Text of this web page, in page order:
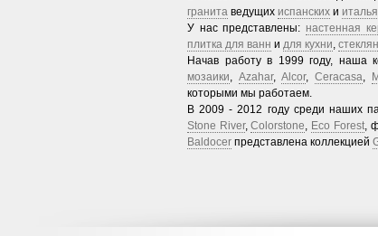
гранита ведущих испанских и
У нас представлены: настенная
плитка для ванн и для кухни,
Начав работу в 1999 году, наша
мозаики, Azahar, Alcor, Ceracasa,
которыми мы работаем.
В 2009 - 2012 году среди наших
Stone River,Colorstone, Eco Forest,
Baldocer представлена коллекцией